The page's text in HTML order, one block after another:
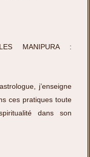
MANIPURA :
j’enseigne
ces pratiques toute
dans son